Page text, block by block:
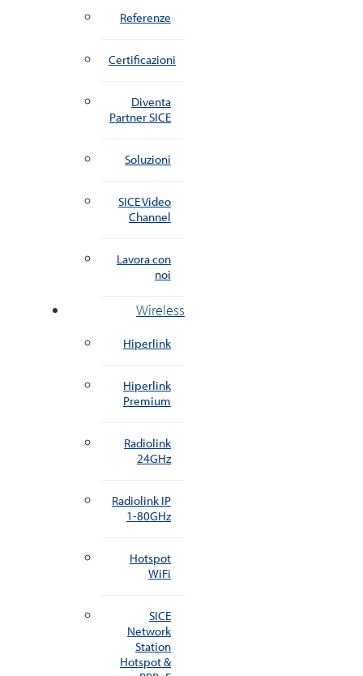
Referenze
Certificazioni
Diventa
Partner SICE
Soluzioni
SICE Video
Channel
Lavora con
noi
Wireless
Hiperlink
Hiperlink
Premium
Radiolink
24GHz
Radiolink IP
1-80GHz
Hotspot
WiFi
SICE
Network
Station
Hotspot &